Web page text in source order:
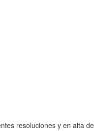
resoluciones y en alta